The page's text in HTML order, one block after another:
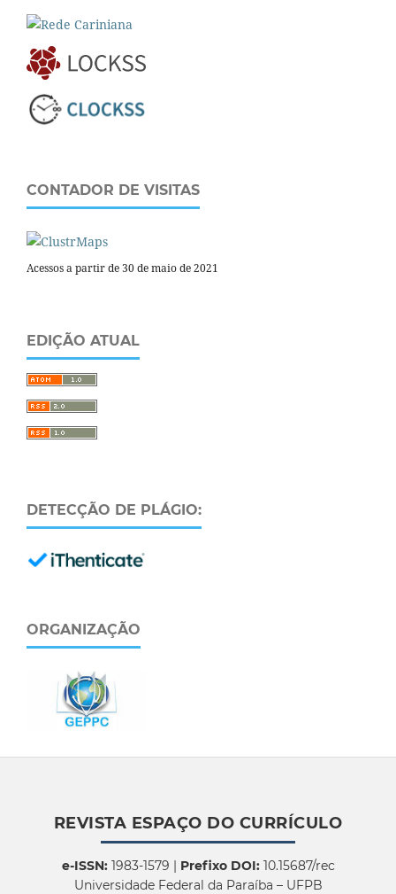
CONTADOR DE VISITAS
Acessos a partir de 30 de maio de 2021
EDIÇÃO ATUAL
DETECÇÃO DE PLÁGIO:
ORGANIZAÇÃO
REVISTA ESPAÇO DO CURRÍCULO
e-ISSN:1983-1579 | Prefixo DOI:10.15687/rec
Universidade Federal da Paraíba – UFPB